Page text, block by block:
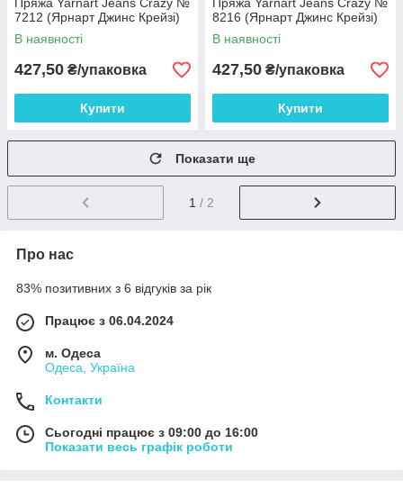
7212 (Ярнарт Джинс Крейзі)
В наявності
427,50 ₴/упаковка
Купити
8216 (Ярнарт Джинс Крейзі)
В наявності
427,50 ₴/упаковка
Купити
Показати ще
1 / 2
Про нас
83% позитивних з 6 відгуків за рік
Працює з 06.04.2024
м. Одеса
Одеса, Україна
Контакти
Сьогодні працює з 09:00 до 16:00
Показати весь графік роботи